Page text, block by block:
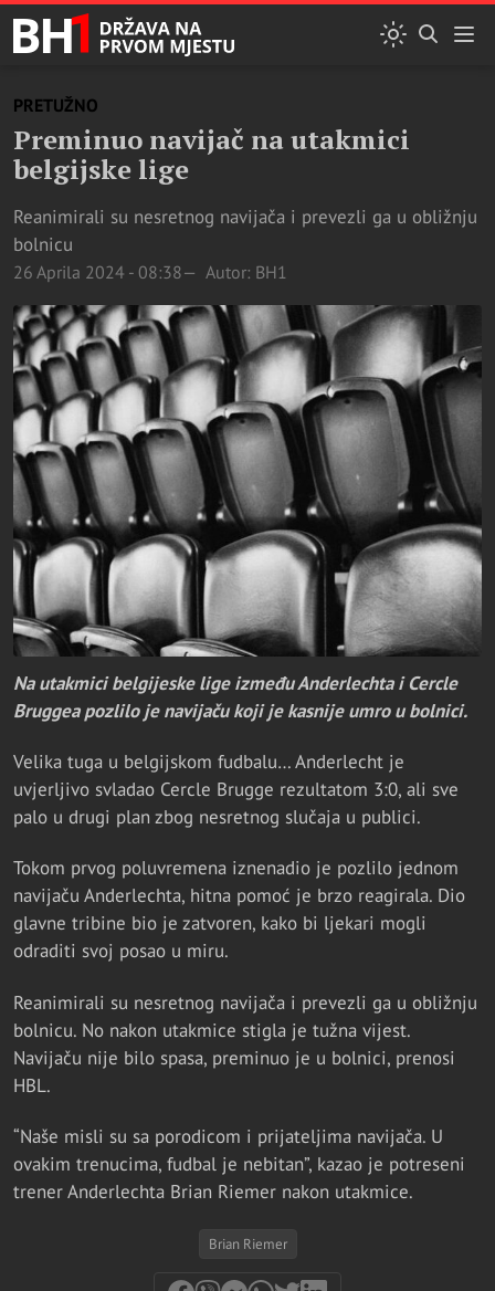
PRETUŽNO
Preminuo navijač na utakmici
belgijske lige
Reanimirali su nesretnog navijača i prevezli ga u obližnju
bolnicu
26 Aprila 2024 - 08:38 Autor: BH1
Na utakmici belgijeske lige između Anderlechta i Cercle
Bruggea pozlilo je navijaču koji je kasnije umro u bolnici.
Velika tuga u belgijskom fudbalu… Anderlecht je
uvjerljivo svladao Cercle Brugge rezultatom 3:0, ali sve
palo u drugi plan zbog nesretnog slučaja u publici.
Tokom prvog poluvremena iznenadio je pozlilo jednom
navijaču Anderlechta, hitna pomoć je brzo reagirala. Dio
glavne tribine bio je zatvoren, kako bi ljekari mogli
odraditi svoj posao u miru.
Reanimirali su nesretnog navijača i prevezli ga u obližnju
bolnicu. No nakon utakmice stigla je tužna vijest.
Navijaču nije bilo spasa, preminuo je u bolnici, prenosi
HBL.
“Naše misli su sa porodicom i prijateljima navijača. U
ovakim trenucima, fudbal je nebitan”, kazao je potreseni
trener Anderlechta Brian Riemer nakon utakmice.
Brian Riemer